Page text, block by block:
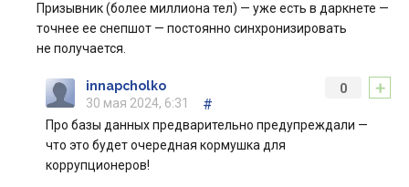
Призывник (более миллиона тел) — уже есть в даркнете —
точнее ее снепшот — постоянно синхронизировать
не получается.
+
0
innapcholko
30 мая 2024, 6:31
#
Про базы данных предварительно предупреждали —
что это будет очередная кормушка для
коррупционеров!